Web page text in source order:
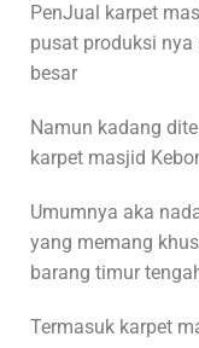
PenJual karpet
pusat produksi
besar
Namun kadang
karpet masjid
Umumnya aka
yang memang
barang timur
Termasuk karpet